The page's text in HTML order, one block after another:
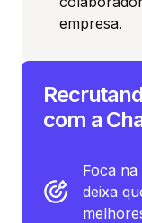
empresa.
com a
Foca na
deixa